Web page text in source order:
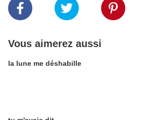
Vous aimerez aussi
la lune me déshabille